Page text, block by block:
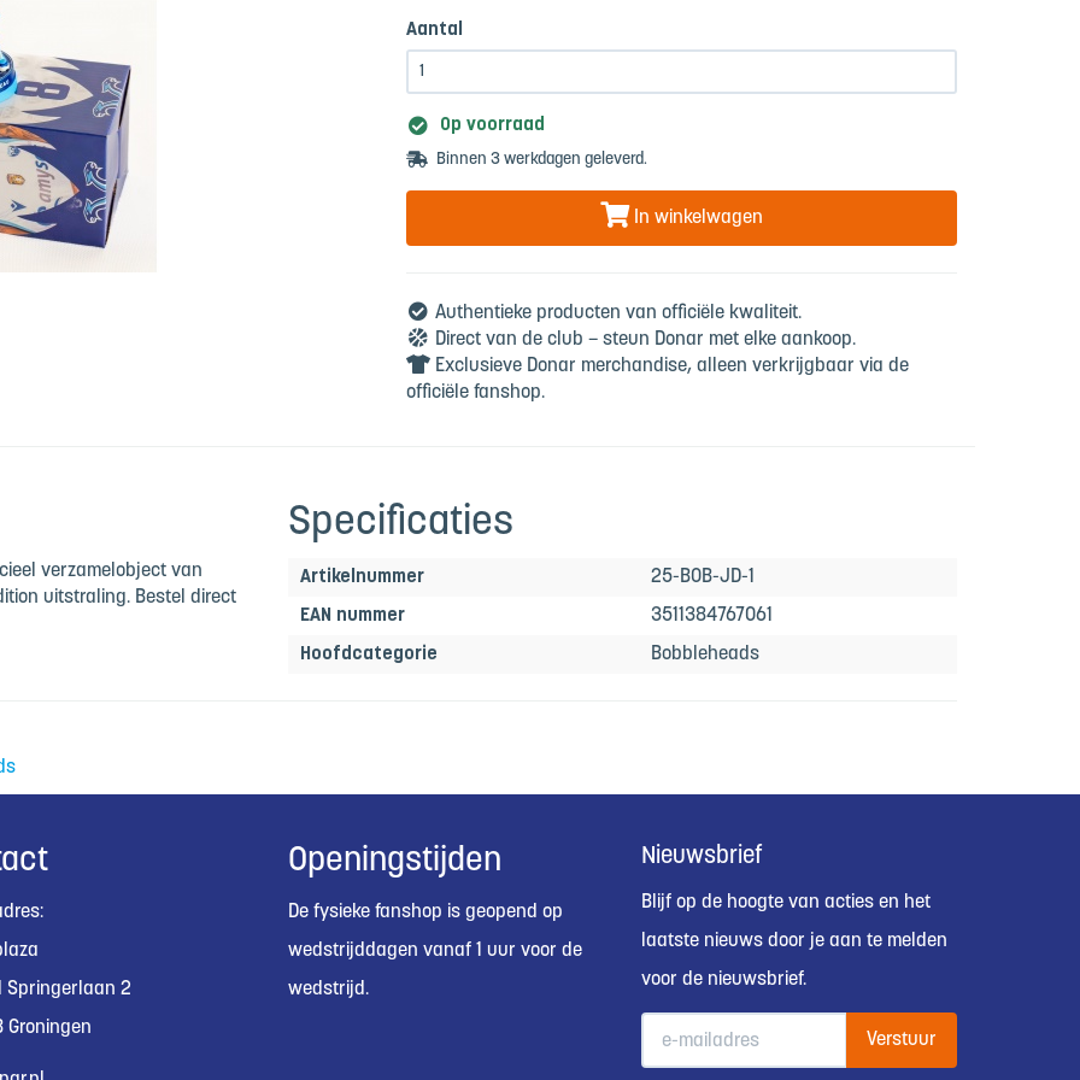
Aantal
Op voorraad
Binnen 3 werkdagen geleverd.
In winkelwagen
Authentieke producten van officiële kwaliteit.
Direct van de club – steun Donar met elke aankoop.
Exclusieve Donar merchandise, alleen verkrijgbaar via de
officiële fanshop.
verzamelobject van
uitstraling. Bestel direct
Specificaties
Artikelnummer 25-BOB-JD-1
EAN nummer 3511384767061
Hoofdcategorie Bobbleheads
Springerlaan 2
Groningen
Openingstijden
De fysieke fanshop is geopend op
wedstrijddagen vanaf 1 uur voor de
wedstrijd.
Nieuwsbrief
Blijf op de hoogte van acties en het
laatste nieuws door je aan te melden
voor de nieuwsbrief.
Verstuur